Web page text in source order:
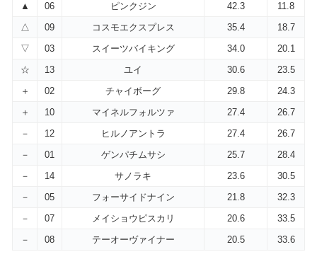
▲
06 ピンクジン 42.3
11.8
△
09 コスモエクスプレス 35.4
18.7
▽
03 スイーツバイキング 34.0
20.1
☆
13 ユイ 30.6
23.5
＋
02 チャイボーグ 29.8
24.3
＋
10 マイネルフォルツァ 27.4
26.7
－
12 ヒルノアントラ 27.4
26.7
－
01 ゲンパチムサシ 25.7
28.4
－
14 サノラキ 23.6
30.5
－
05 フォーサイドナイン 21.8
32.3
－
07 メイショウピスカリ 20.6
33.5
－
08 テーオーヴァイナー 20.5 33.6